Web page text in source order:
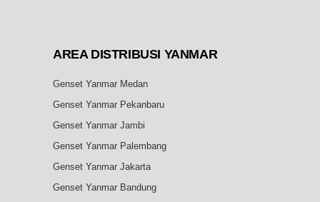
AREA DISTRIBUSI YANMAR
Genset Yanmar Medan
Genset Yanmar Pekanbaru
Genset Yanmar Jambi
Genset Yanmar Palembang
Genset Yanmar Jakarta
Genset Yanmar Bandung